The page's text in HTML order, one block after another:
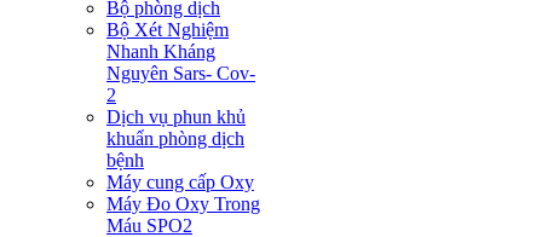
Bộ phòng dịch
Bộ Xét Nghiệm
Nhanh Kháng
Nguyên Sars- Cov-
2
Dịch vụ phun khủ
khuẩn phòng dịch
bệnh
Máy cung cấp Oxy
Máy Đo Oxy Trong
Máu SPO2